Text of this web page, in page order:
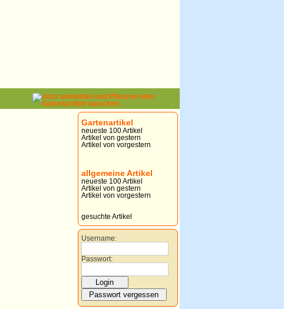
Gartenartikel
neueste 100 Artikel
Artikel von gestern
Artikel von vorgestern
allgemeine Artikel
neueste 100 Artikel
Artikel von gestern
Artikel von vorgestern
gesuchte Artikel
Username:
Passwort: